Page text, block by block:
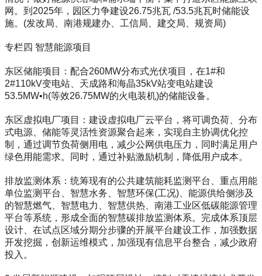
网。到2025年，园区力争建设26.75兆瓦 /53.5兆瓦时储能设
施。(发改局、南港规建办、工信局、建交局、规资局)
专栏四 智慧能源项目
东区储能项目：配合260MW分布式光伏项目，在1#和
2#110kV变电站、天成路和海晶35kV站变电站建设
53.5MW•h(等效26.75MW的火电装机)的储能设备。
东区虚拟电厂项目：建设虚拟电厂云平台，将可调负荷、分布
式电源、储能等灵活性资源聚合起来，实现自主协调优化控
制，通过调节负荷侧用电，减少公网供电压力，同时满足用户
绿色用能需求。同时，通过补贴激励机制，降低用户成本。
排放监测体系：统筹现有的公共建筑能耗监测平台、重点用能
单位监测平台、智慧水务、智慧环保(工况)、能源供给侧涉及
的智慧燃气、智慧电力、智慧供热、南港工业区低碳能源管理
平台等系统，形成全面的智慧碳排放监测体系。完成体系顶层
设计、在试点区域分期分步骤的开展平台建设工作，加强数据
开发挖掘，创新运维模式，加强现有信息平台整合，减少政府
投入。